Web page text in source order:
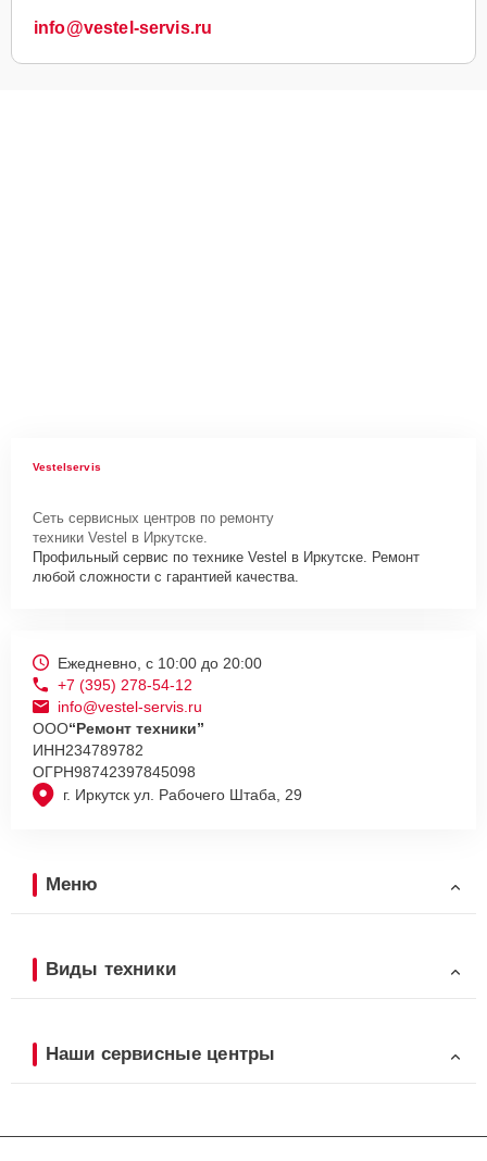
info@vestel-servis.ru
Vestelservis
Сеть сервисных центров по ремонту
техники Vestel в Иркутске.
Профильный сервис по технике Vestel в Иркутске. Ремонт
любой сложности с гарантией качества.
г. Иркутск ул. Рабочего Штаба, 29
Ежедневно, с 10:00 до 20:00
+7 (395) 278-54-12
info@vestel-servis.ru
ООО“Ремонт техники”
ИНН234789782
ОГРН98742397845098
Меню
Виды техники
Наши сервисные центры